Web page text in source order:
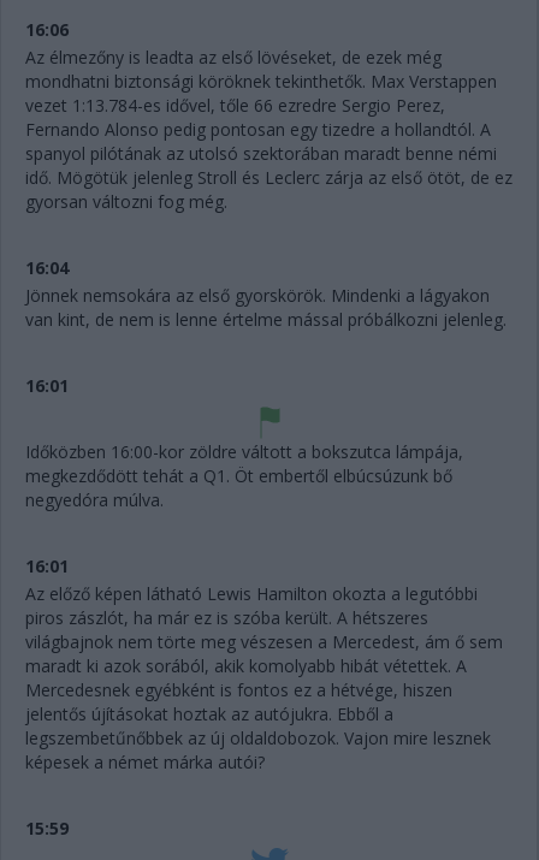
16:06
Az élmezőny is leadta az első lövéseket, de ezek még
mondhatni biztonsági köröknek tekinthetők. Max Verstappen
vezet 1:13.784-es idővel, tőle 66 ezredre Sergio Perez,
Fernando Alonso pedig pontosan egy tizedre a hollandtól. A
spanyol pilótának az utolsó szektorában maradt benne némi
idő. Mögötük jelenleg Stroll és Leclerc zárja az első ötöt, de ez
gyorsan változni fog még.
16:04
Jönnek nemsokára az első gyorskörök. Mindenki a lágyakon
van kint, de nem is lenne értelme mással próbálkozni jelenleg.
16:01
Időközben 16:00-kor zöldre váltott a bokszutca lámpája,
megkezdődött tehát a Q1. Öt embertől elbúcsúzunk bő
negyedóra múlva.
16:01
Az előző képen látható Lewis Hamilton okozta a legutóbbi
piros zászlót, ha már ez is szóba került. A hétszeres
világbajnok nem törte meg vészesen a Mercedest, ám ő sem
maradt ki azok sorából, akik komolyabb hibát vétettek. A
Mercedesnek egyébként is fontos ez a hétvége, hiszen
jelentős újításokat hoztak az autójukra. Ebből a
legszembetűnőbbek az új oldaldobozok. Vajon mire lesznek
képesek a német márka autói?
15:59